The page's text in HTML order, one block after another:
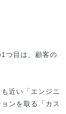
つ目は、顧客の
近い「エンジニ
ンを取る「カス